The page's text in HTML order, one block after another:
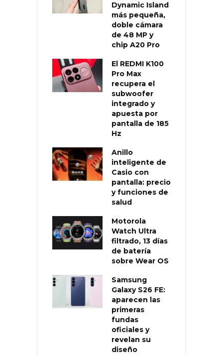
Dynamic Island
más pequeña,
doble cámara
de 48 MP y
chip A20 Pro
El REDMI K100
Pro Max
recupera el
subwoofer
integrado y
apuesta por
pantalla de 185
Hz
Anillo
inteligente de
Casio con
pantalla: precio
y funciones de
salud
Motorola
Watch Ultra
filtrado, 13 días
de batería
sobre Wear OS
Samsung
Galaxy S26 FE:
aparecen las
primeras
fundas
oficiales y
revelan su
diseño